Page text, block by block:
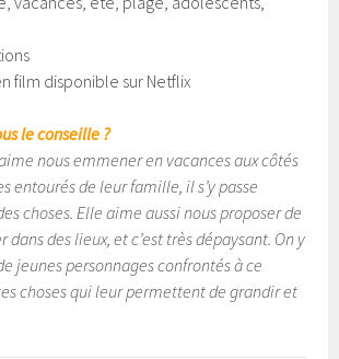
film disponible sur Netflix
le conseille ?
nous emmener en vacances aux côtés
entourés de leur famille, il s’y passe
choses. Elle aime aussi nous proposer de
dans des lieux, et c’est très dépaysant. On y
jeunes personnages confrontés à ce
choses qui leur permettent de grandir et